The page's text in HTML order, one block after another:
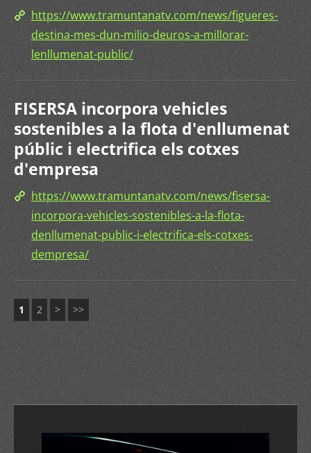
https://www.tramuntanatv.com/news/figueres-
destina-mes-dun-milio-deuros-a-millorar-
lenllumenat-public/
FISERSA incorpora vehicles
sostenibles a la flota d'enllumenat
públic i electrifica els cotxes
d'empresa
https://www.tramuntanatv.com/news/fisersa-
incorpora-vehicles-sostenibles-a-la-flota-
denllumenat-public-i-electrifica-els-cotxes-
dempresa/
1 2 > >>